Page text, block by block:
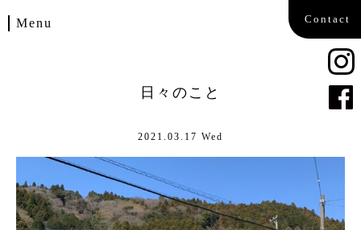
Menu
Contact
Contact
日々のこと
2021.03.17 Wed